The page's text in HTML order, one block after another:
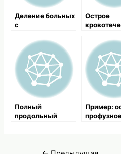
Деление больных
с
шоком на три
группы
Острое
Полный
продольный
Пример:
Навигация